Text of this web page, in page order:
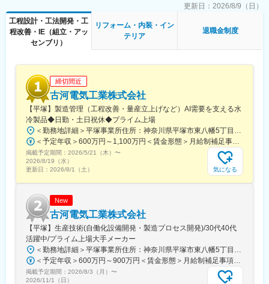
間を設けており、安心してスタートできる環境です。
■当社について：
1955年設立。当社では、ライフスタイルを豊かにするインテリア
建材の開発、製造、販売事業を展開しています。原材料の調達か
種実験なども自社内で完結しています。また、インドネシアにて
植林事業を展開し、地球とインドネシアの環境を保全するエコリ
ングシステムの構築にも注力しています。
■当社の魅力：
当社は、「人々の住空間はもっと快適になる」と信じて、インテ
リア建材という新たな分野の開発を進めてまいりました。原材料
調達から販売までを一気通貫で行うことで、高いデザイン性を持
つ高耐久かつ高付加価値のインテリア建材を人々の住空間へ提供
変更の範囲：会社の定める業務
更新日： 2026/8/9（日）
工程設計・工法開発・工
程改善・IE（組立・アッ
センブリ）
リフォーム・内装・イン
テリア
退職金制度
締切間近
古河電気工業株式会社
【平塚】製造管理（工程改善・量産立上げなど）AI需要を支える水
冷製品◆日勤・土日祝休◆プライム上場
＜勤務地詳細＞平塚事業所住所：神奈川県平塚市東八幡5丁目1番9号 勤務地最寄駅：JR湘南新宿ライン・東海道本線／平塚駅受動喫煙対策：屋内全面禁煙変更の範囲：会社の定める事業所
＜予定年収＞600万円～1,100万円＜賃金形態＞月給制補足事項なし＜賃金内訳＞月額（基本給）：300,000円～450,000円＜月給＞300,000円～450,000円＜昇給有無＞有＜残業手当＞有＜給与補足＞補足事項なし賃金はあくまでも目安の金額であり、選考を通じて上下する可能性があります。月給(月額)は固定手当を含めた表記です。
掲載予定期間： 2026/5/21（木） 〜
2026/8/19（水）
更新日： 2026/8/1（土） 気になる
New
古河電気工業株式会社
【平塚】生産技術(自働化設備開発・製造プロセス開発)/30代40代
活躍中/プライム上場大手メーカー
＜勤務地詳細＞平塚事業所住所：神奈川県平塚市東八幡5丁目1番9号 勤務地最寄駅：JR湘南新宿ライン・東海道本線／平塚駅受動喫煙対策：屋内全面禁煙変更の範囲：会社の定める事業所（リモートワーク含む）
＜予定年収＞600万円～900万円＜賃金形態＞月給制補足事項なし＜賃金内訳＞月額（基本給）：250,000円～450,000円＜月給＞250,000円～450,000円＜昇給有無＞有＜残業手当＞有＜給与補足＞補足事項なし賃金はあくまでも目安の金額であり、選考を通じて上下する可能性があります。月給(月額)は固定手当を含めた表記です。
掲載予定期間： 2026/8/3（月） 〜
2026/11/1（日）